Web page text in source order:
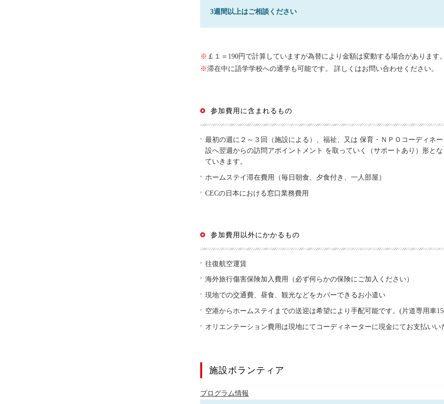
3週間以上はご相談ください
※ ￡１＝190円で計算していますが為替により金額は変動する場合があります。
※滞在中に語学学校への通学も可能です。 詳しくはお問い合わせください。
参加費用に含まれるもの
最初の週に２～３回（施設による）、福祉、又は 保育・ＮＰＯコーディネ
設へ翌週からの訪問アポイントメント を取っていく（サポートあり）形と
ていきます。
ホームステイ滞在費用（毎日朝食、夕食付き、一人部屋）
CECの日本における窓口業務費用
参加費用以外にかかるもの
往復航空運賃
海外旅行傷害保険加入費用（必ず何らかの保険にご加入ください）
現地での交通費、昼食、観光などをカバーできるお小遣い
空港からホームステイまでの送迎は希望により手配可能です。(片道専用車
オリエンテーション費用は現地にてコーディネーターに現金にてお支払いい
施設ボランティア
プログラム情報